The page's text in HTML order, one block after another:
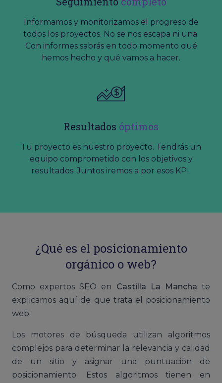
Informamos y monitorizamos el progreso de
todos los proyectos. No se nos escapa ni una.
Con informes sabrás en todo momento qué
hemos hecho y qué vamos a hacer.
Resultados óptimos
Tu proyecto es nuestro proyecto. Tendrás un
equipo comprometido con los objetivos y
resultados. Juntos iremos a por esos KPI.
¿Qué es el posicionamiento
orgánico o web?
Como expertos SEO en Castilla La Mancha te
explicamos aquí de que trata el posicionamiento
web:
Los motores de búsqueda utilizan algoritmos
complejos para determinar la relevancia y calidad
de un sitio y asignar una puntuación de
posicionamiento. Estos algoritmos tienen en